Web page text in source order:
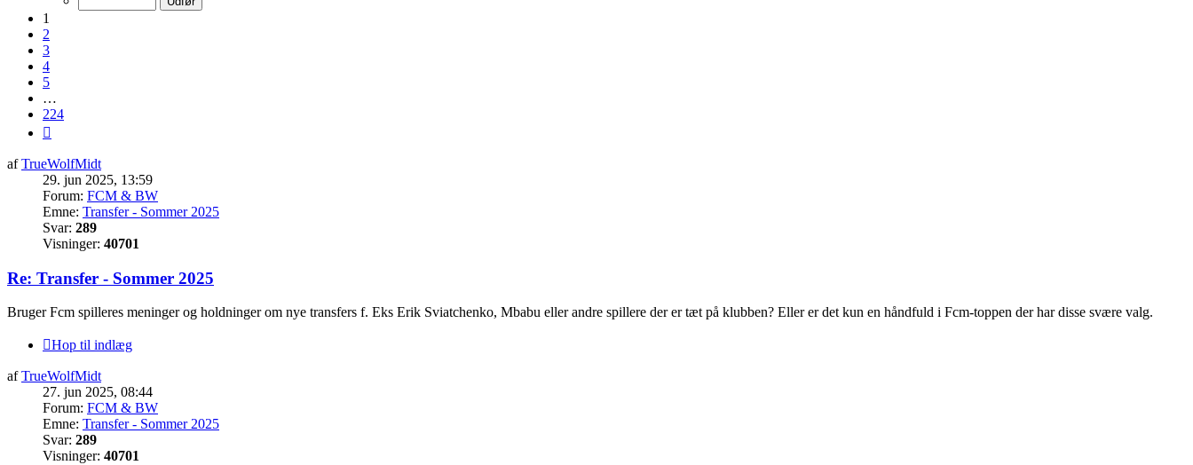
1
2
3
4
5
…
224
afTrueWolfMidt
29. jun 2025, 13:59
Forum: FCM & BW
Emne: Transfer - Sommer 2025
Svar: 289
Visninger: 40701
Re: Transfer - Sommer 2025
Bruger Fcm spilleres meninger og holdninger om nye transfers f. Eks Erik Sviatchenko, Mbabu eller andre spillere der er tæt på klubben? Eller er det kun en håndfuld i Fcm-toppen der har disse svære valg.
Hop til indlæg
afTrueWolfMidt
27. jun 2025, 08:44
Forum: FCM & BW
Emne: Transfer - Sommer 2025
Svar: 289
Visninger: 40701